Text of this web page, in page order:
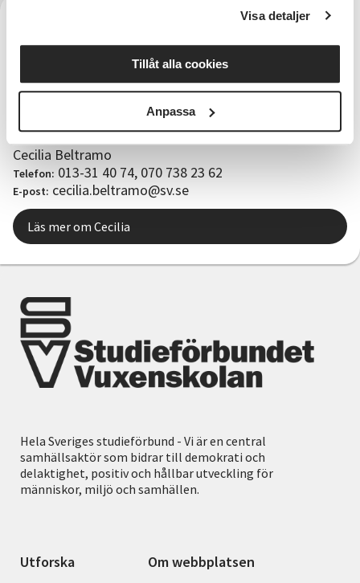
Visa detaljer
Tillåt alla cookies
Anpassa
Verksamhetsansvarig
Cecilia Beltramo
Telefon: 013-31 40 74, 070 738 23 62
E-post: cecilia.beltramo@sv.se
Läs mer om Cecilia
Hela Sveriges studieförbund - Vi är en central
samhällsaktör som bidrar till demokrati och
delaktighet, positiv och hållbar utveckling för
människor, miljö och samhällen.
Utforska Om webbplatsen